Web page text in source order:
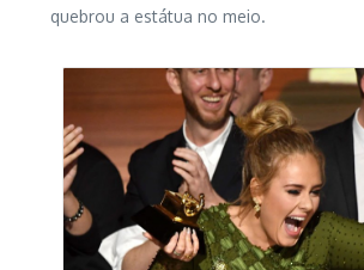
quebrou a estátua no meio.